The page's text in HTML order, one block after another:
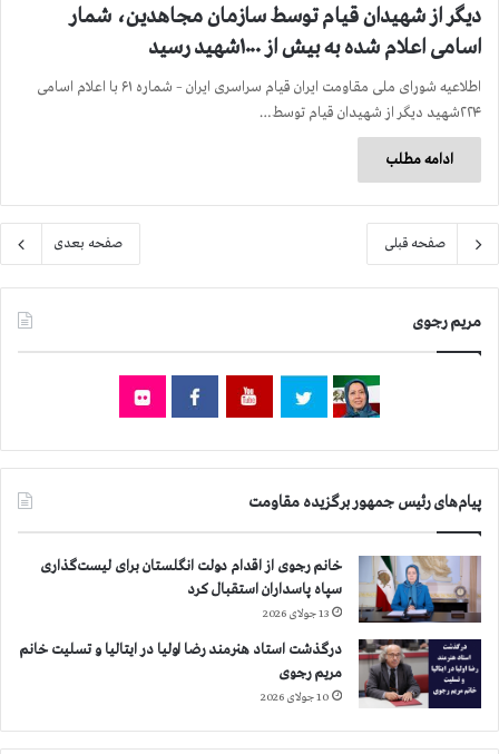
دیگر از شهیدان قیام توسط سازمان مجاهدین، شمار
اسامی اعلام شده به بیش از ۱۰۰۰شهید رسید
اطلاعیه شورای ملی مقاومت ایران قیام سراسری ایران – شماره ۶۱ با اعلام اسامی
۲۲۴شهید دیگر از شهیدان قیام توسط…
ادامه مطلب
صفحه قبلی صفحه بعدی
مریم رجوی
پیام‌های رئیس جمهور برگزیده مقاومت
خانم رجوی از اقدام دولت انگلستان برای لیست‌گذاری
سپاه پاسداران استقبال کرد
13 جولای 2026
درگذشت استاد هنرمند رضا اولیا در ایتالیا و تسلیت خانم
مریم رجوی
10 جولای 2026